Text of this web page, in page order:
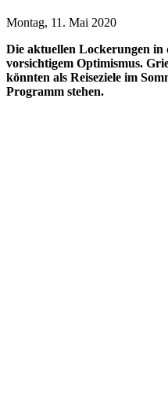
Montag, 11. Mai 2020
Die aktuellen Lockerungen
vorsichtigem Optimismus.
könnten als Reiseziele im
Programm stehen.